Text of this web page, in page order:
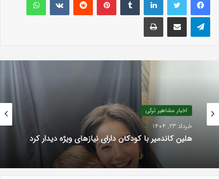
تلگرام اشتراک گذاری با ایمیل چاپ
اخبار مشاهیر ترکی
خرداد 23, 1404
هلین کاندمیر با کودکان دارای نیازهای ویژه دیدار کرد